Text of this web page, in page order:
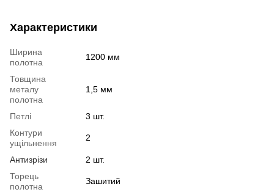
Характеристики
Ширина
полотна
1200 мм
Товщина
металу
полотна
1,5 мм
Петлі
3 шт.
Контури
ущільнення
2
Антизрізи
2 шт.
Торець
полотна
Зашитий